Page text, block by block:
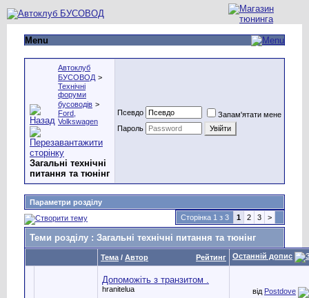
Menu
Автоклуб
БУСОВОД >
Технічні
форуми
бусоводів >
Ford,
Volkswagen
Загальні технічні
питання та тюнінг
Псевдо
Запам'ятати мене
Пароль
Параметри розділу
Сторінка 1 з 3
1 2 3 >
Теми розділу : Загальні технічні питання та тюнінг
Рейтинг
Тема / Автор Останній допис
Допоможіть з транзитом .
hranitelua від Postdove